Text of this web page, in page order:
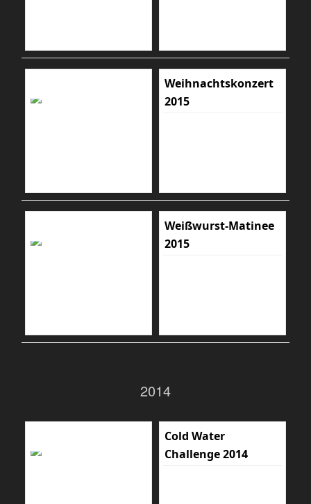
Weihnachtskonzert
2015
Weißwurst-Matinee
2015
2014
Cold Water
Challenge 2014